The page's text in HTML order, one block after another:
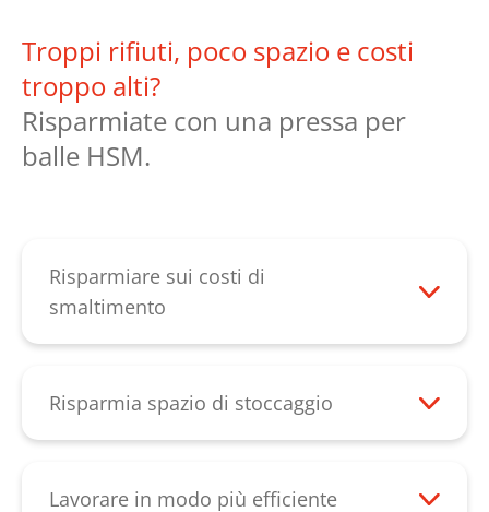
Troppi rifiuti, poco spazio e costi
troppo alti?
Risparmiate con una pressa per
balle HSM.
Risparmiare sui costi di
smaltimento
Smaltire i rifiuti è costoso. Risparmiate i
suo ritiro e svuotamento. Al contrario,
riciclabile redditizio.
Risparmia spazio di stoccaggio
Le presse HSM riducono il volume di
possono essere impilate facilmente e
Lavorare in modo più efficiente